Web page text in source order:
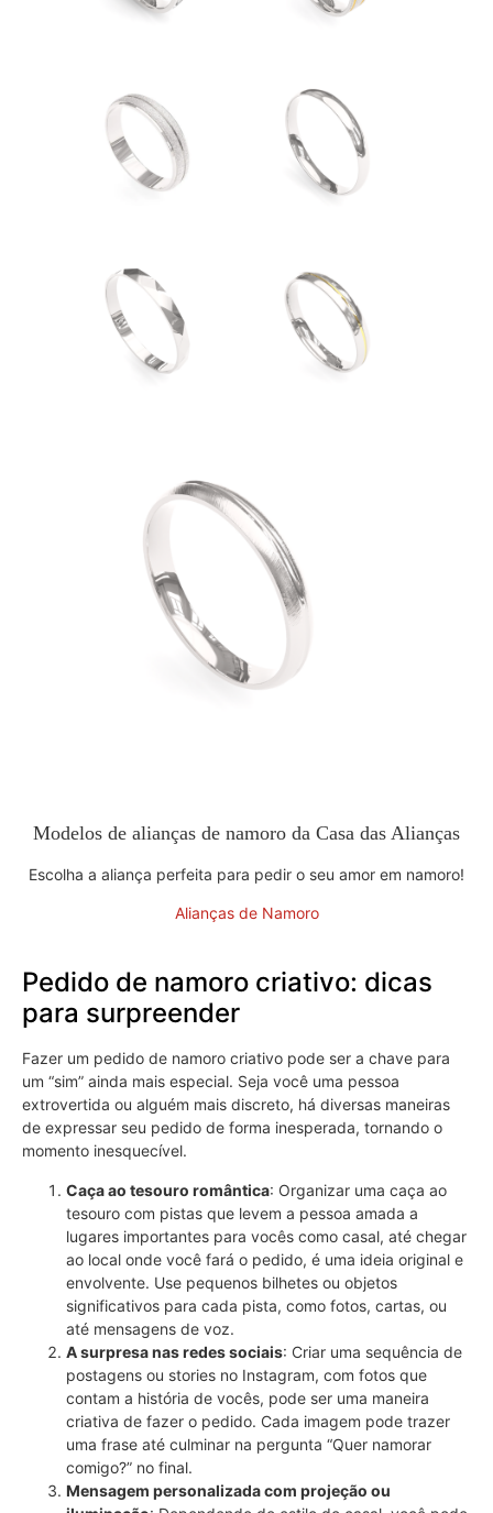
Modelos de alianças de namoro da Casa das Alianças
Escolha a aliança perfeita para pedir o seu amor em namoro!
Alianças de Namoro
Pedido de namoro criativo: dicas
para surpreender
Fazer um pedido de namoro criativo pode ser a chave para
um “sim” ainda mais especial. Seja você uma pessoa
extrovertida ou alguém mais discreto, há diversas maneiras
de expressar seu pedido de forma inesperada, tornando o
momento inesquecível.
Caça ao tesouro romântica: Organizar uma caça ao
tesouro com pistas que levem a pessoa amada a
lugares importantes para vocês como casal, até chegar
ao local onde você fará o pedido, é uma ideia original e
envolvente. Use pequenos bilhetes ou objetos
significativos para cada pista, como fotos, cartas, ou
até mensagens de voz.
A surpresa nas redes sociais: Criar uma sequência de
postagens ou stories no Instagram, com fotos que
contam a história de vocês, pode ser uma maneira
criativa de fazer o pedido. Cada imagem pode trazer
uma frase até culminar na pergunta “Quer namorar
comigo?” no final.
Mensagem personalizada com projeção ou